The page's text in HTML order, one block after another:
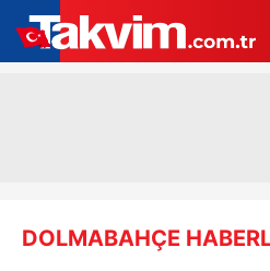
DOLMABAHÇE